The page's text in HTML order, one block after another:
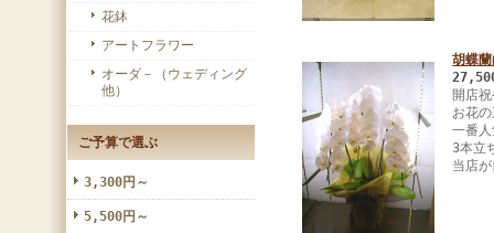
花鉢
アートフラワー
オーダ－（ウェディング
他）
ご予算で選ぶ
3,300円～
5,500円～
胡蝶
開店
お花
一番
3本立
当店